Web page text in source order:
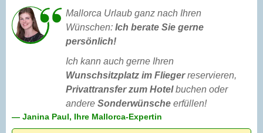
Mallorca Urlaub ganz nach Ihren
Wünschen: Ich berate Sie gerne
persönlich!
Ich kann auch gerne Ihren
Wunschsitzplatz im Fliegerreservieren,
Privattransfer zum Hotelbuchen oder
andere Sonderwünsche erfüllen!
— Janina Paul, Ihre Mallorca-Expertin